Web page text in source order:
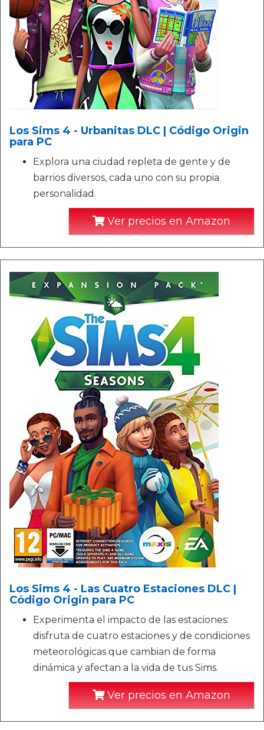
Los Sims 4 - Urbanitas DLC | Código Origin
para PC
Explora una ciudad repleta de gente y de
barrios diversos, cada uno con su propia
personalidad.
Ver precios en Amazon
Los Sims 4 - Las Cuatro Estaciones DLC |
Código Origin para PC
Experimenta el impacto de las estaciones:
disfruta de cuatro estaciones y de condiciones
meteorológicas que cambian de forma
dinámica y afectan a la vida de tus Sims.
Ver precios en Amazon